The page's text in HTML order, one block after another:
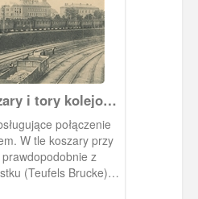
i tory kolejowe
połączenie
W tle koszary przy
z
(Teufels Brucke) -